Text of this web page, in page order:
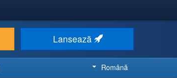
Lansează
Română